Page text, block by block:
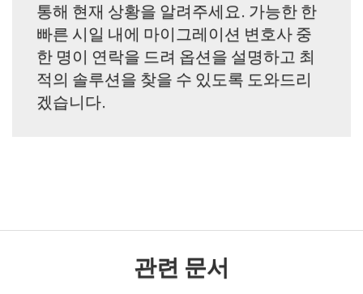
통해 현재 상황을 알려주세요. 가능한 한
빠른 시일 내에 마이그레이션 변호사 중
한 명이 연락을 드려 옵션을 설명하고 최
적의 솔루션을 찾을 수 있도록 도와드리
겠습니다.
관련 문서